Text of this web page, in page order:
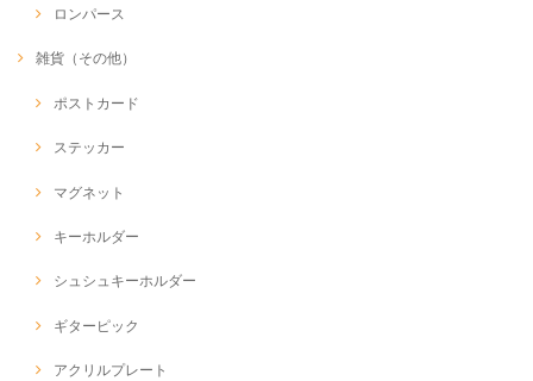
ロンパース
雑貨（その他）
ポストカード
ステッカー
マグネット
キーホルダー
シュシュキーホルダー
ギターピック
アクリルプレート